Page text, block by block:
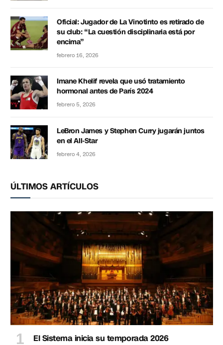
Oficial: Jugador de La Vinotinto es retirado de
su club: “La cuestión disciplinaria está por
encima”
febrero 16, 2026
Imane Khelif revela que usó tratamiento
hormonal antes de París 2024
febrero 5, 2026
LeBron James y Stephen Curry jugarán juntos
en el All-Star
febrero 4, 2026
ÚLTIMOS ARTÍCULOS
El Sistema inicia su temporada 2026